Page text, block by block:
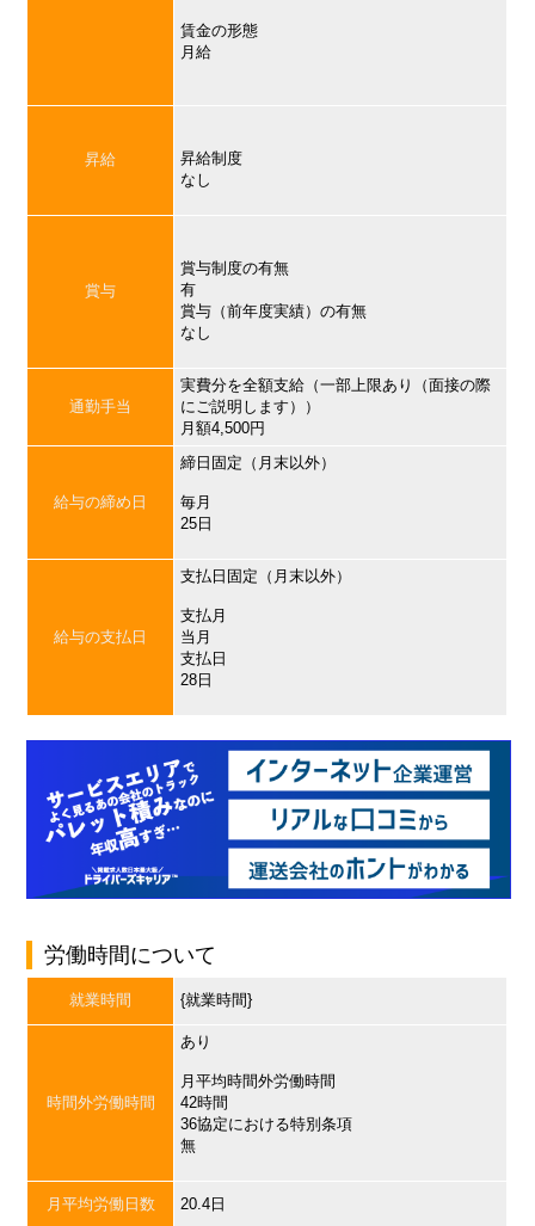
賃金の形態
月給
昇給
昇給制度
なし
賞与
賞与制度の有無
有
賞与（前年度実績）の有無
なし
通勤手当
実費分を全額支給（一部上限あり（面接の際
にご説明します））
月額4,500円
給与の締め日
締日固定（月末以外）
毎月
25日
給与の支払日
支払日固定（月末以外）
支払月
当月
支払日
28日
労働時間について
就業時間 {就業時間}
時間外労働時間
あり
月平均時間外労働時間
42時間
36協定における特別条項
無
月平均労働日数 20.4日